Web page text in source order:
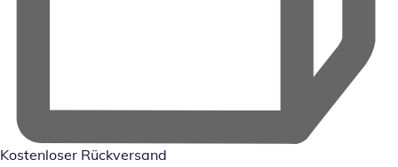
Kostenloser Rückversand